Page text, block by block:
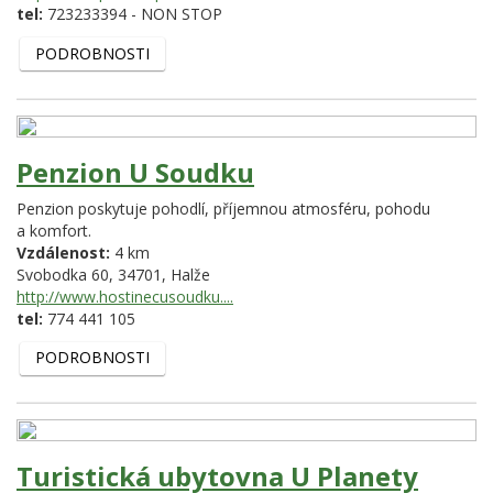
tel: 723233394 - NON STOP
PODROBNOSTI
Penzion U Soudku
Penzion poskytuje pohodlí, příjemnou atmosféru, pohodu
a komfort.
Vzdálenost: 4 km
Svobodka 60, 34701, Halže
http://www.hostinecusoudku....
tel: 774 441 105
PODROBNOSTI
Turistická ubytovna U Planety